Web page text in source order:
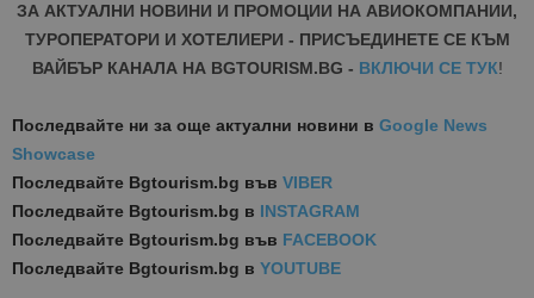
ЗА АКТУАЛНИ НОВИНИ И ПРОМОЦИИ НА АВИОКОМПАНИИ,
ТУРОПЕРАТОРИ И ХОТЕЛИЕРИ - ПРИСЪЕДИНЕТЕ СЕ КЪМ
ВАЙБЪР КАНАЛА НА BGTOURISM.BG - ВКЛЮЧИ СЕ ТУК!
Последвайте ни за още актуални новини в Google News
Showcase
Последвайте Bgtourism.bg във VIBER
Последвайте Bgtourism.bg в INSTAGRAM
Последвайте Bgtourism.bg във FACEBOOK
Последвайте Bgtourism.bg в YOUTUBE
bgtourism.bg